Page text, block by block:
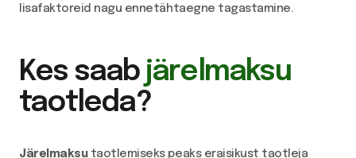
lisafaktoreid nagu ennetähtaegne tagastamine.
Kes saab järelmaksu
taotleda?
Järelmaksutaotlemiseks peaks eraisikust taotleja